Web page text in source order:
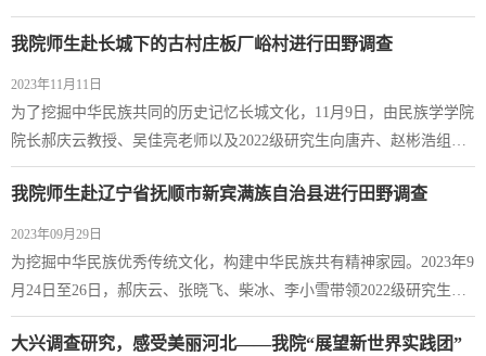
镇，看望慰问正在当地进行田野调查的民族学学院 2201 班学生和带队
教师。高磊一行先后抵达石门寨镇沙锅店村以及学生居住的宿舍等
地。在沙锅店村，他们详细了解了该村别具一格的历史底蕴，以及手
工匠人所蕴含的智慧与匠心。此外，他们还参观了学生居住的宿舍，
询问了学生的生活近况，并与同学们进行了...
我院师生赴长城下的古村庄板厂峪村进行田野调查
2023年11月11日
​为了挖掘中华民族共同的历史记忆长城文化，11月9日，由民族学学院
院长郝庆云教授、吴佳亮老师以及2022级研究生向唐卉、赵彬浩组成
的调研组一行赴长城下的古村庄板厂峪村进行田野调查。板厂峪村，
明代属蓟镇东协区石义院口提调管辖，现在属河北省秦皇岛市海港区
驻操营镇管辖。一个由长城关口营堡演化而来的村庄，一个沉淀着长
城人深厚情感和遗存的村庄。全村面积1113公顷，耕地面积100公顷，
山地面积850公顷，共368户1100人。...
我院师生赴辽宁省抚顺市新宾满族自治县进行田野调查
2023年09月29日
​为挖掘中华民族优秀传统文化，构建中华民族共有精神家园。2023年9
月24日至26日，郝庆云、张晓飞、柴冰、李小雪带领2022级研究生张
媛缘、唐晓卿，2023级研究生付珂宁、江涛、刘倩在抚顺市新宾满族
自治县赫图阿拉村进行田野调查工作。赫图阿拉位于新宾满族自治县
大兴调查研究，感受美丽河北——我院“展望新世界实践团”